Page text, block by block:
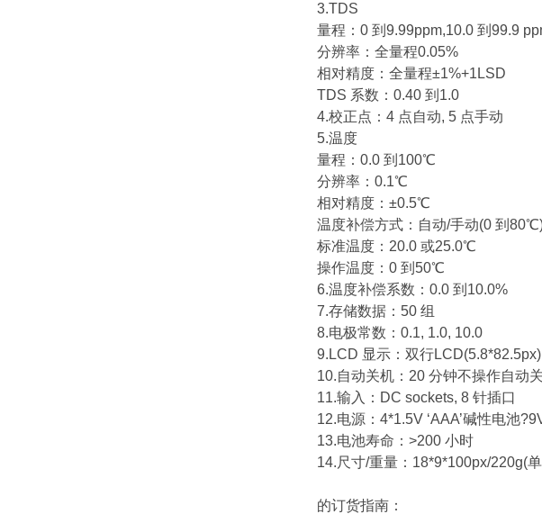
3.TDS
量程：0 到9.99ppm,10.0 到99.9
分辨率：全量程0.05%
相对精度：全量程±1%+1LSD
TDS 系数：0.40 到1.0
4.校正点：4 点自动, 5 点手动
5.温度
量程：0.0 到100℃
分辨率：0.1℃
相对精度：±0.5℃
温度补偿方式：自动/手动(0 到
标准温度：20.0 或25.0℃
操作温度：0 到50℃
6.温度补偿系数：0.0 到10.0%
7.存储数据：50 组
8.电极常数：0.1, 1.0, 10.0
9.LCD 显示：双行LCD(5.8*82.5px)
10.自动关机：20 分钟不操作自动
11.输入：DC sockets, 8 针插口
12.电源：4*1.5V ‘AAA’碱性电池
13.电池寿命：>200 小时
14.尺寸/重量：18*9*100px/220g(
的订货指南：